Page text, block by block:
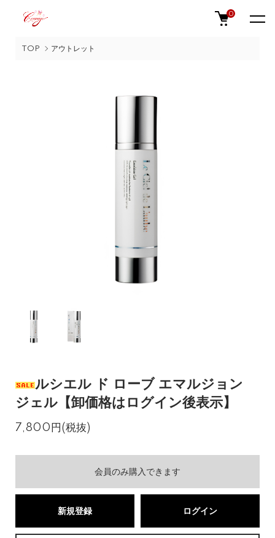
0
TOP アウトレット
ルシエル ド ローブ エマルジョン
ジェル【卸価格はログイン後表示】
7,800円(税抜)
会員のみ購入できます
新規登録 ログイン